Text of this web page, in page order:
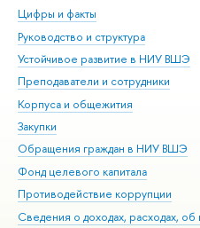
Цифры и факты
Руководство и структура
Устойчивое развитие в НИУ ВШЭ
Преподаватели и сотрудники
Корпуса и общежития
Закупки
Обращения граждан в НИУ ВШЭ
Фонд целевого капитала
Противодействие коррупции
Сведения о доходах, расходах,